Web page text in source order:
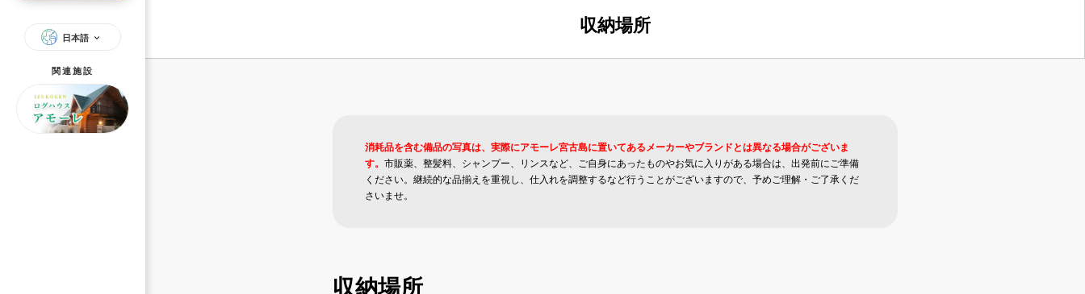
日本語
関連施設
収納場所
消耗品を含む備品の写真は、実際にアモーレ宮古島に置いてあるメーカーやブランドとは異なる場合がございま
す。 市販薬、整髪料、シャンプー、リンスなど、ご自身にあったものやお気に入りがある場合は、出発前にご準備
ください。継続的な品揃えを重視し、仕入れを調整するなど行うことがございますので、予めご理解・ご了承くだ
さいませ。
収納場所